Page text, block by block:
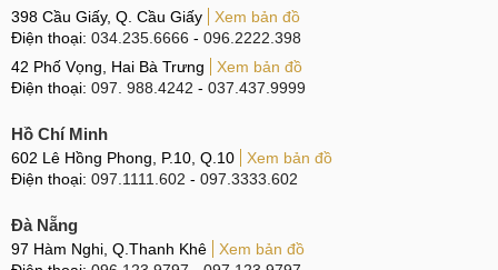
Mặc dù Pixel được nhà sản xuất gia công rất tỷ mỷ, trau
truốt, nhưng ngôn ngữ thiết kế nó chung của Pixel không
được đánh giá cao về hình dáng bên ngoài khi so với các
tiếp theo là dung lượng pin của Pixel không cao dẫn đến
thời lượng pin không được như kỳ vọng.
398 Cầu Giấy, Q. Cầu Giấy
Xem bản đồ
Điện thoại: 034.235.6666 - 096.2222.398
42 Phố Vọng, Hai Bà Trưng
Xem bản đồ
Điện thoại: 097. 988.4242 - 037.437.9999
Hồ Chí Minh
602 Lê Hồng Phong, P.10, Q.10
Xem bản đồ
Điện thoại: 097.1111.602 - 097.3333.602
Đà Nẵng
97 Hàm Nghi, Q.Thanh Khê
Xem bản đồ